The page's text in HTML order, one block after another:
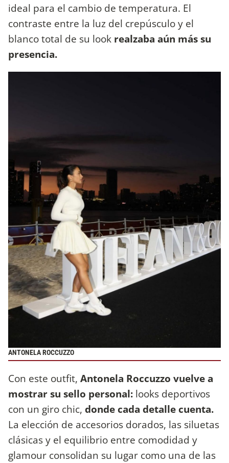
ideal para el cambio de temperatura. El
contraste entre la luz del crepúsculo y el
blanco total de su look realzaba aún más su
presencia.
ANTONELA ROCCUZZO
Con este outfit, Antonela Roccuzzo vuelve a
mostrar su sello personal: looks deportivos
con un giro chic, donde cada detalle cuenta.
La elección de accesorios dorados, las siluetas
clásicas y el equilibrio entre comodidad y
glamour consolidan su lugar como una de las